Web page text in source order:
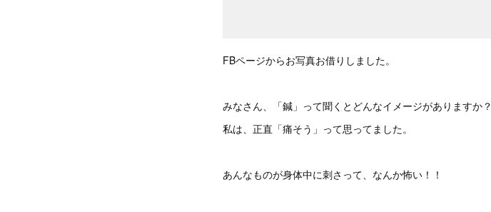
FBページからお写真お借りしました。
みなさん、「鍼」って聞くとどんなイメージがありますか？
私は、正直「痛そう」って思ってました。
あんなものが身体中に刺さって、なんか怖い！！